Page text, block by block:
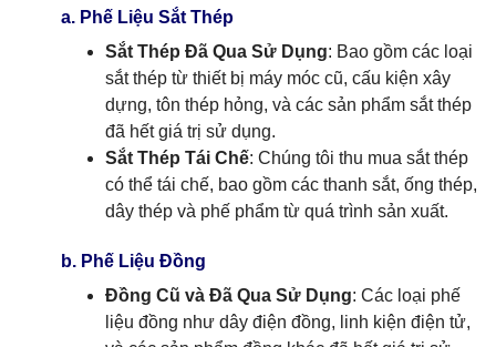
a. Phế Liệu Sắt Thép
Sắt Thép Đã Qua Sử Dụng: Bao gồm các loại
sắt thép từ thiết bị máy móc cũ, cấu kiện xây
dựng, tôn thép hỏng, và các sản phẩm sắt thép
đã hết giá trị sử dụng.
Sắt Thép Tái Chế: Chúng tôi thu mua sắt thép
có thể tái chế, bao gồm các thanh sắt, ống thép,
dây thép và phế phẩm từ quá trình sản xuất.
b. Phế Liệu Đồng
Đồng Cũ và Đã Qua Sử Dụng: Các loại phế
liệu đồng như dây điện đồng, linh kiện điện tử,